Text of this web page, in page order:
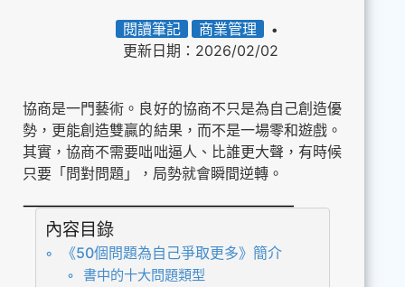
閱讀筆記
商業管理
更新日期：2026/02/02
協商是一門藝術。良好的協商不只是為自己創造優
勢，更能創造雙贏的結果，而不是一場零和遊戲。
其實，協商不需要咄咄逼人、比誰更大聲，有時候
只要「問對問題」，局勢就會瞬間逆轉。
內容目錄
《50個問題為自己爭取更多》簡介
書中的十大問題類型